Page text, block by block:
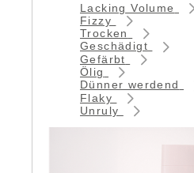
Lacking Volume
Fizzy
Trocken
Geschädigt
Gefärbt
Ölig
Dünner werdend
Flaky
Unruly